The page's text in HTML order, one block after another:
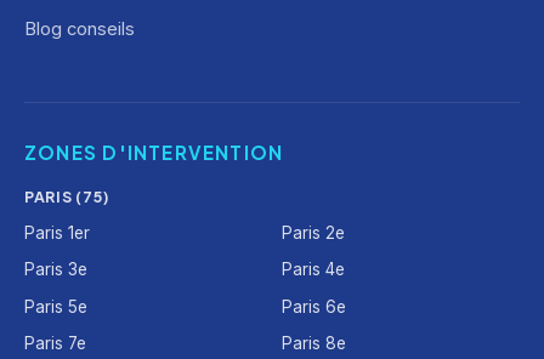
Blog conseils
ZONES D'INTERVENTION
PARIS (75)
Paris 1er
Paris 2e
Paris 3e
Paris 4e
Paris 5e
Paris 6e
Paris 7e
Paris 8e